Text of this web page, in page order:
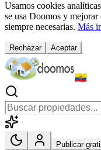
Usamos cookies
se usa Doomos y
siempre necesarias. Más
Rechazar Aceptar
Publicar